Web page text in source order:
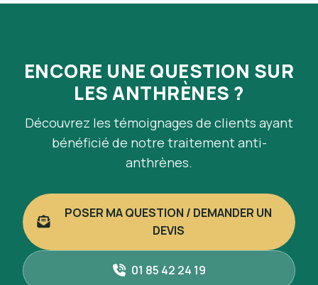
ENCORE UNE QUESTION SUR
LES ANTHRÈNES ?
Découvrez les témoignages de clients ayant
bénéficié de notre traitement anti-
anthrènes.
POSER MA QUESTION / DEMANDER UN
DEVIS
01 85 42 24 19